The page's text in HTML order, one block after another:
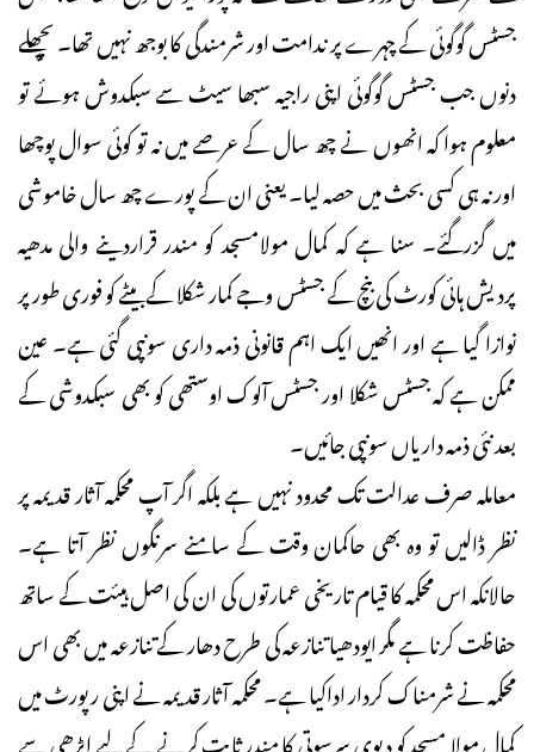
جسٹس گوگوئی کے چہرے پر ندامت اور شرمندگی کا بوجھ نہیں تھا۔ پچھلے
دنوں جب جسٹس گوگوئی اپنی راجیہ سبھا سیٹ سے سبکدوش ہوئے تو
معلوم ہوا کہ انھوں نے چھ سال کے عرصے میں نہ تو کوئی سوال پوچھا
اور نہ ہی کسی بحث میں حصہ لیا۔ یعنی ان کے پورے چھ سال خاموشی
میں گزرگئے۔ سنا ہے کہ کمال مولامسجد کو مندر قراردینے والی مدھیہ
پردیش ہائی کورٹ کی بنچ کے جسٹس وجے کمار شکلا کے بیٹے کو فوری طورپر
نوازا گیا ہے اور انھیں ایک اہم قانونی ذمہ داری سونپی گئی ہے۔ عین
ممکن ہے کہ جسٹس شکلا اور جسٹس آلوک اوستھی کو بھی سبکدوشی کے
بعد نئی ذمہ داریاں سونپی جائیں۔
معاملہ صرف عدالت تک محدود نہیں ہے بلکہ اگر آپ محکمہ آثار قدیمہ پر
نظر ڈالیں تو وہ بھی حاکمان وقت کے سامنے سرنگوں نظر آتا ہے۔
حالانکہ اس محکمہ کا قیام تاریخی عمارتوں کی ان کی اصل ہیئت کے ساتھ
حفاظت کرنا ہے مگر ایودھیا تنازعہ کی طرح دھار کے تنازعہ میں بھی اس
محکمہ نے شرمناک کردار اداکیا ہے۔ محکمہ آثار قدیمہ نے اپنی رپورٹ میں
کمال مولا مسجد کو دیوی سرسوتی کا مندر ثابت کرنے کے لیے ایڑھی سے